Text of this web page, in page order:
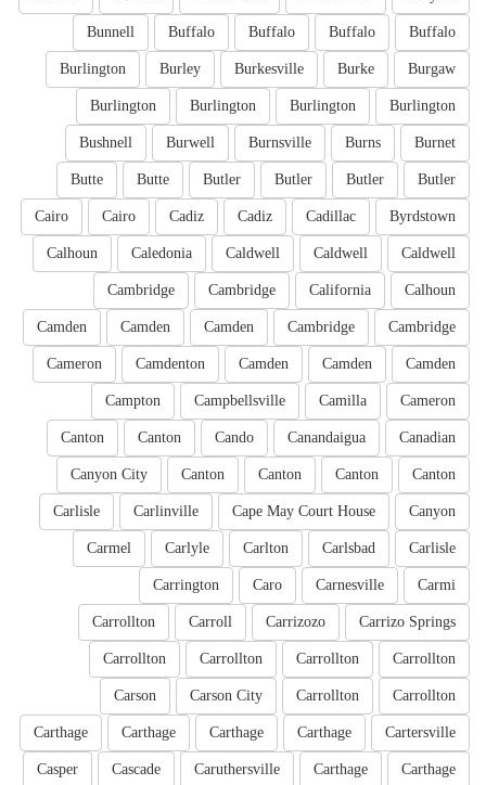
Buffalo
Buffalo
Buffalo
Buffalo
Bunnell
Burgaw
Burke
Burkesville
Burley
Burlington
Burlington
Burlington
Burlington
Burlington
Burnet
Burns
Burnsville
Burwell
Bushnell
Butler
Butler
Butler
Butler
Butte
Butte
Byrdstown
Cadillac
Cadiz
Cadiz
Cairo
Cairo
Caldwell
Caldwell
Caldwell
Caledonia
Calhoun
Calhoun
California
Cambridge
Cambridge
Cambridge
Cambridge
Camden
Camden
Camden
Camden
Camden
Camden
Camdenton
Cameron
Cameron
Camilla
Campbellsville
Campton
Canadian
Canandaigua
Cando
Canton
Canton
Canton
Canton
Canton
Canton
Canyon City
Canyon
Cape May Court House
Carlinville
Carlisle
Carlisle
Carlsbad
Carlton
Carlyle
Carmel
Carmi
Carnesville
Caro
Carrington
Carrizo Springs
Carrizozo
Carroll
Carrollton
Carrollton
Carrollton
Carrollton
Carrollton
Carrollton
Carrollton
Carson City
Carson
Cartersville
Carthage
Carthage
Carthage
Carthage
Carthage
Carthage
Caruthersville
Cascade
Casper